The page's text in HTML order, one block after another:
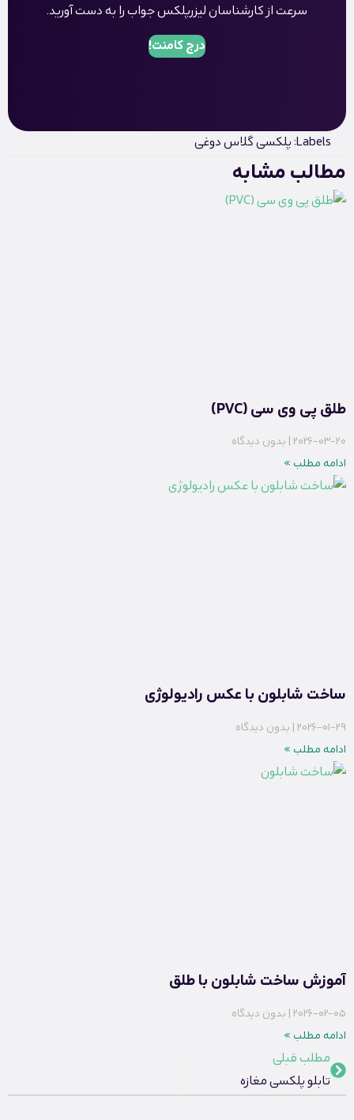
سرعت از کارشناسان لیزرپلکس جواب را به دست آورید.
درج کامنت!
Labels: پلکسی گلاس دوغی
مطالب مشابه
طلق پی وی سی (PVC)
2026-03-20 بدون دیدگاه
ادامه مطلب »
ساخت شابلون با عکس رادیولوژی
2026-01-29 بدون دیدگاه
ادامه مطلب »
آموزش ساخت شابلون با طلق
2026-02-05 بدون دیدگاه
ادامه مطلب »
مطلب قبلی
تابلو پلکسی مغازه